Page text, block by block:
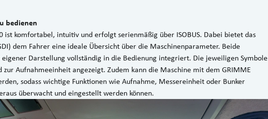
bedienen
ist komfortabel, intuitiv und erfolgt serienmäßig über ISOBUS. Dabei bietet das
dem Fahrer eine ideale Übersicht über die Maschinenparameter. Beide
Darstellung vollständig in die Bedienung integriert. Die jeweiligen Symbole
zur Aufnahmeeinheit angezeigt. Zudem kann die Maschine mit dem GRIMME
sodass wichtige Funktionen wie Aufnahme, Messereinheit oder Bunker
überwacht und eingestellt werden können.